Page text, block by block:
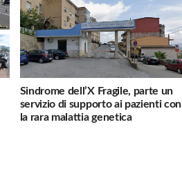
Sindrome dell’X Fragile, parte un
servizio di supporto ai pazienti con
la rara malattia genetica